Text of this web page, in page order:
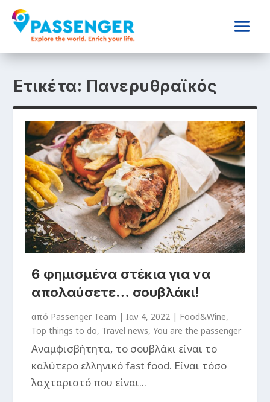
Ετικέτα: Πανερυθραϊκός
6 φημισμένα στέκια για να
απολαύσετε… σουβλάκι!
από Passenger Team |Ιαν 4, 2022 | Food&Wine,
Top things to do, Travel news,You are the passenger
Αναμφισβήτητα, το σουβλάκι είναι το
καλύτερο ελληνικό fast food. Είναι τόσο
λαχταριστό που είναι...